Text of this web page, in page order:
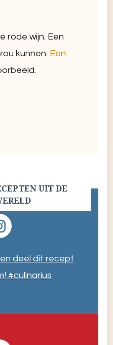
rode wijn. Een
kunnen. Een
UIT DE
en deel dit recept
#culinarius